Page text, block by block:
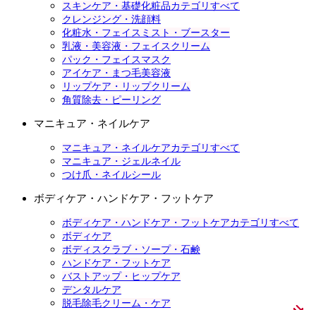
スキンケア・基礎化粧品カテゴリすべて
クレンジング・洗顔料
化粧水・フェイスミスト・ブースター
乳液・美容液・フェイスクリーム
パック・フェイスマスク
アイケア・まつ毛美容液
リップケア・リップクリーム
角質除去・ピーリング
マニキュア・ネイルケア
マニキュア・ネイルケアカテゴリすべて
マニキュア・ジェルネイル
つけ爪・ネイルシール
ボディケア・ハンドケア・フットケア
ボディケア・ハンドケア・フットケアカテゴリすべて
ボディケア
ボディスクラブ・ソープ・石鹸
ハンドケア・フットケア
バストアップ・ヒップケア
デンタルケア
脱毛除毛クリーム・ケア